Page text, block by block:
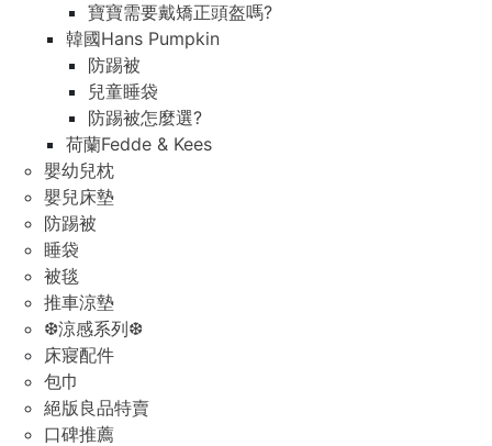
寶寶需要戴矯正頭盔嗎?
韓國Hans Pumpkin
防踢被
兒童睡袋
防踢被怎麼選?
荷蘭Fedde & Kees
嬰幼兒枕
嬰兒床墊
防踢被
睡袋
被毯
推車涼墊
❆涼感系列❆
床寢配件
包巾
絕版良品特賣
口碑推薦